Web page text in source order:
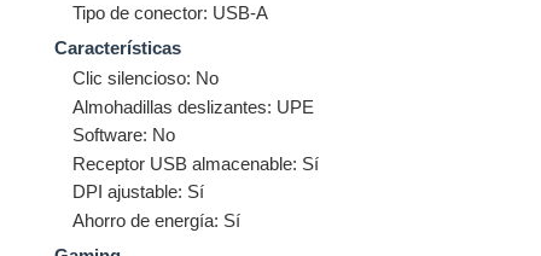
Tipo de conector: USB-A
Características
Clic silencioso: No
Almohadillas deslizantes: UPE
Software: No
Receptor USB almacenable: Sí
DPI ajustable: Sí
Ahorro de energía: Sí